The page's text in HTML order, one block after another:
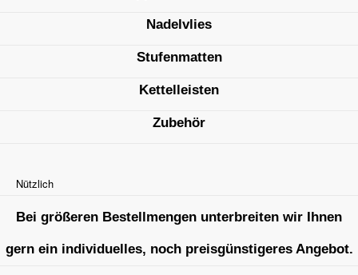
Nadelvlies
Stufenmatten
Kettelleisten
Zubehör
Nützlich
Bei größeren Bestellmengen unterbreiten wir Ihnen
gern ein individuelles, noch preisgünstigeres Angebot.